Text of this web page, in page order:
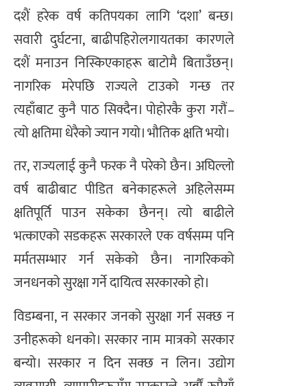
दशैं हरेक वर्ष कतिपयका लागि ‘दशा’ बन्छ।
सवारी दुर्घटना, बाढीपहिरोलगायतका कारणले
दशैं मनाउन निस्किएकाहरू बाटोमै बिताउँछन्।
नागरिक मरेपछि राज्यले टाउको गन्छ तर
त्यहाँबाट कुनै पाठ सिक्दैन। पोहोरकै कुरा गरौं–
त्यो क्षतिमा धेरैको ज्यान गयो। भौतिक क्षति भयो।
तर, राज्यलाई कुनै फरक नै परेको छैन। अघिल्लो
वर्ष बाढीबाट पीडित बनेकाहरूले अहिलेसम्म
क्षतिपूर्ति पाउन सकेका छैनन्। त्यो बाढीले
भत्काएको सडकहरू सरकारले एक वर्षसम्म पनि
मर्मतसम्भार गर्न सकेको छैन। नागरिकको
जनधनको सुरक्षा गर्ने दायित्व सरकारको हो।
विडम्बना, न सरकार जनको सुरक्षा गर्न सक्छ न
उनीहरूको धनको। सरकार नाम मात्रको सरकार
बन्यो। सरकार न दिन सक्छ न लिन। उद्योग